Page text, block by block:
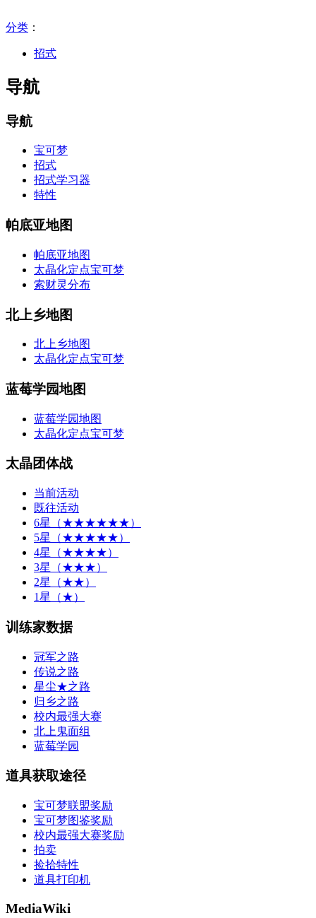
分类 ：​
招式
导航
导航
宝可梦
招式
招式学习器
特性
帕底亚地图
帕底亚地图
太晶化定点宝可梦
索财灵分布
北上乡地图
北上乡地图
太晶化定点宝可梦
蓝莓学园地图
蓝莓学园地图
太晶化定点宝可梦
太晶团体战
当前活动
既往活动
6星（★★★★★★）
5星（★★★★★）
4星（★★★★）
3星（★★★）
2星（★★）
1星（★）
训练家数据
冠军之路
传说之路
星尘★之路
归乡之路
校内最强大赛
北上鬼面组
蓝莓学园
道具获取途径
宝可梦联盟奖励
宝可梦图鉴奖励
校内最强大赛奖励
拍卖
捡拾特性
道具打印机
MediaWiki